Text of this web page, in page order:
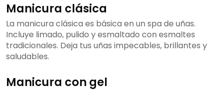
Manicura clásica
La manicura clásica es básica en un spa de uñas.
Incluye limado, pulido y esmaltado con esmaltes
tradicionales. Deja tus uñas impecables, brillantes y
saludables.
Manicura con gel